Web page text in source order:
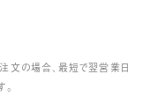
注文の場合、最短で翌営業日